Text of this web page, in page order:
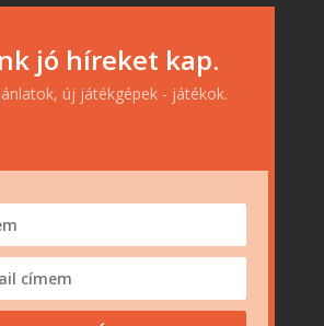
jó híreket kap.
új játékgépek - játékok.